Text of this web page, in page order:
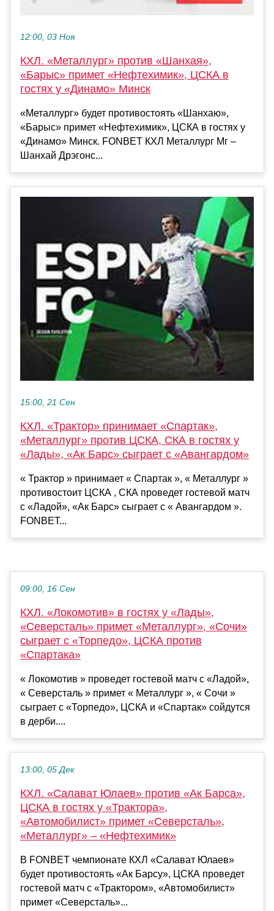
12:00, 03 Ноя
КХЛ. «Металлург» против «Шанхая»,
«Барыс» примет «Нефтехимик», ЦСКА в
гостях у «Динамо» Минск
«Металлург» будет противостоять «Шанхаю»,
«Барыс» примет «Нефтехимик», ЦСКА в гостях у
«Динамо» Минск. FONBET КХЛ Металлург Мг –
Шанхай Дрэгонс...
15:00, 21 Сен
КХЛ. «Трактор» принимает «Спартак»,
«Металлург» против ЦСКА, СКА в гостях у
«Лады», «Ак Барс» сыграет с «Авангардом»
« Трактор » принимает « Спартак », « Металлург »
противостоит ЦСКА , СКА проведет гостевой матч
с «Ладой», «Ак Барс» сыграет с « Авангардом ».
FONBET...
09:00, 16 Сен
КХЛ. «Локомотив» в гостях у «Лады»,
«Северсталь» примет «Металлург», «Сочи»
сыграет с «Торпедо», ЦСКА против
«Спартака»
« Локомотив » проведет гостевой матч с «Ладой»,
« Северсталь » примет « Металлург », « Сочи »
сыграет с «Торпедо», ЦСКА и «Спартак» сойдутся
в дерби....
13:00, 05 Дек
КХЛ. «Салават Юлаев» против «Ак Барса»,
ЦСКА в гостях у «Трактора»,
«Автомобилист» примет «Северсталь»,
«Металлург» – «Нефтехимик»
В FONBET чемпионате КХЛ «Салават Юлаев»
будет противостоять «Ак Барсу», ЦСКА проведет
гостевой матч с «Трактором», «Автомобилист»
примет «Северсталь»...